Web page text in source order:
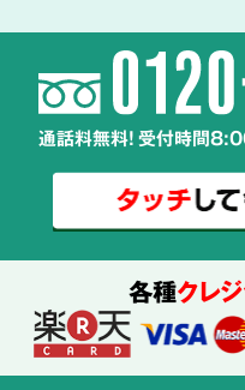
2
体液や汚
除去・除菌
通話料無料! 受付時間
各種クレ